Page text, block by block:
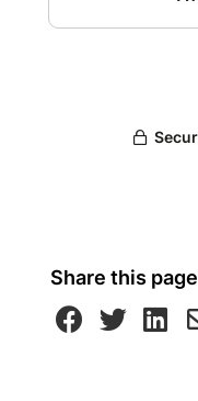
Share this page